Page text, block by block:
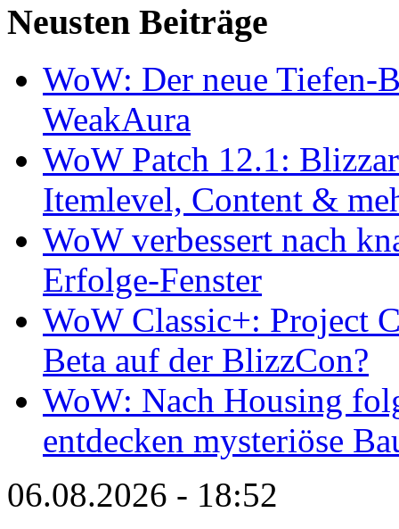
Neusten Beiträge
WoW: Der neue Tiefen-
WeakAura
WoW Patch 12.1:
Itemlevel, Content &
WoW verbessert nach
Erfolge-Fenster
WoW Classic+: Project
Beta auf der BlizzCon?
WoW: Nach Housing
entdecken mysteriöse
06.08.2026 - 18:52